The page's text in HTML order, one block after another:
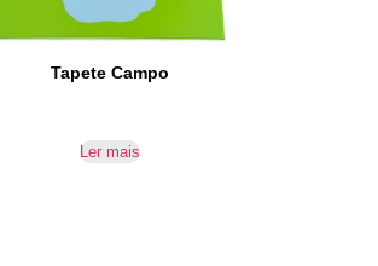
Tapete Campo
Ler mais